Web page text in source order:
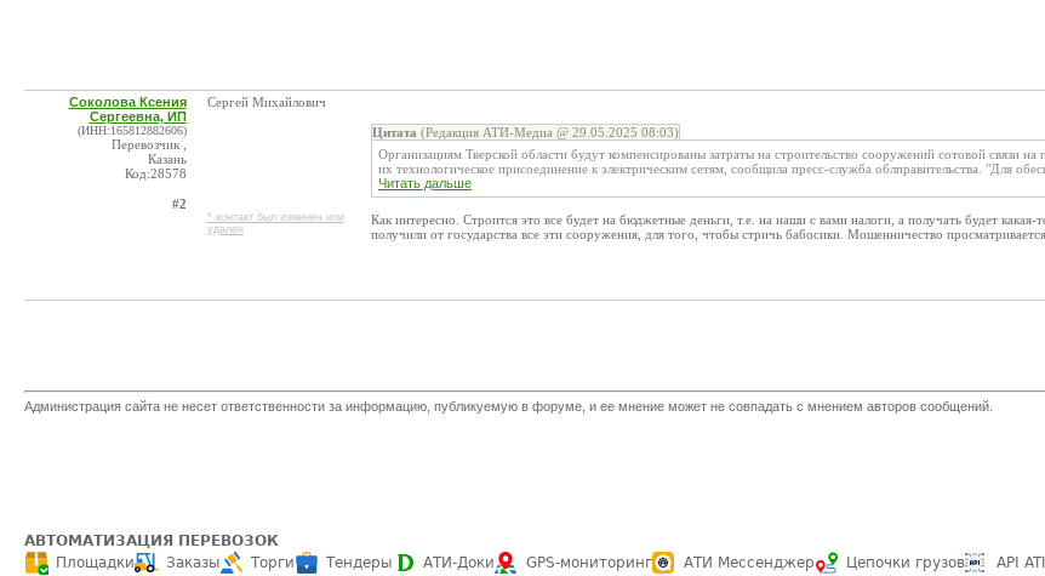
Соколова Ксения
Сергеевна, ИП
(ИНН:165812882606)
Перевозчик ,
Казань
Код:28578
#2
Сергей Михайлович
* контакт был изменен или
удален
Цитата (Редакция АТИ-Медиа @ 29.05.2025 08:03)
Организациям Тверской области будут компенсированы затраты на строительство сооружений сотовой связи
их технологическое присоединение к электрическим сетям, сообщила пресс-служба облправительства. "Для
Читать дальше
Как интересно. Строится это все будет на бюджетные деньги, т.е. на наши с вами налоги, а получать будет какая-
получили от государства все эти сооружения, для того, чтобы стричь бабосики. Мошенничество просматривается.
Администрация сайта не несет ответственности за информацию, публикуемую в форуме, и ее мнение может не совпадать с мнением авторов сообщений.
АВТОМАТИЗАЦИЯ ПЕРЕВОЗОК
Площадки
Заказы Торги Тендеры АТИ-Доки GPS-мониторинг АТИ Мессенджер Цепочки грузов API